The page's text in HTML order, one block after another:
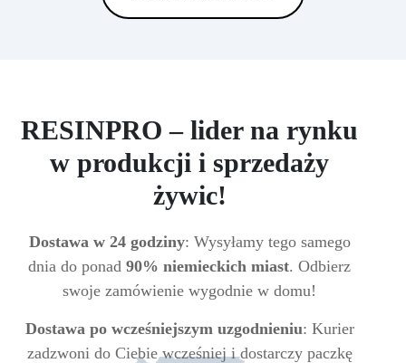
RESINPRO – lider na rynku
w produkcji i sprzedaży
żywic!
Dostawa w 24 godziny: Wysyłamy tego samego
dnia do ponad 90% niemieckich miast. Odbierz
swoje zamówienie wygodnie w domu!
Dostawa po wcześniejszym uzgodnieniu: Kurier
zadzwoni do Ciebie wcześniej i dostarczy paczkę